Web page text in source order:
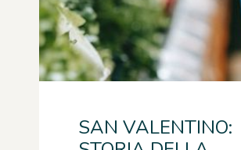
SAN VALENTINO: